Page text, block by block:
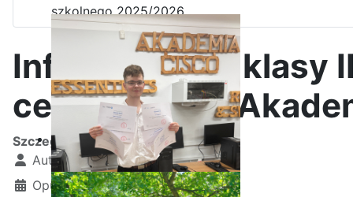
szkolnego 2025/2026
Informatycy z klasy
certyfikatami
Szczegóły
Autor: Kamil Krosta
Opublikowano: 17 grudzień 2025